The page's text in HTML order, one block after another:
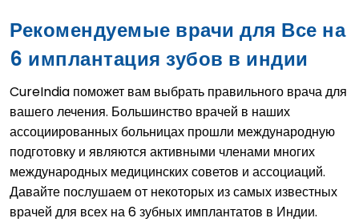
Рекомендуемые врачи для Все на
6 имплантация зубов в индии
CureIndia поможет вам выбрать правильного врача для
вашего лечения. Большинство врачей в наших
ассоциированных больницах прошли международную
подготовку и являются активными членами многих
международных медицинских советов и ассоциаций.
Давайте послушаем от некоторых из самых известных
врачей для всех на 6 зубных имплантатов в Индии.